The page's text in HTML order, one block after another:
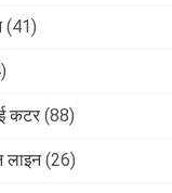
(41)
कटर (88)
लाइन (26)